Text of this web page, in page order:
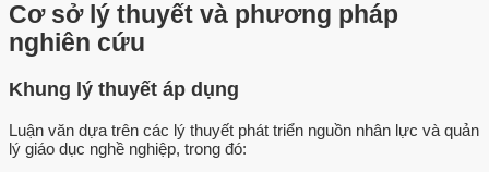
Cơ sở lý thuyết và phương pháp
nghiên cứu
Khung lý thuyết áp dụng
Luận văn dựa trên các lý thuyết phát triển nguồn nhân lực và quản
lý giáo dục nghề nghiệp, trong đó: